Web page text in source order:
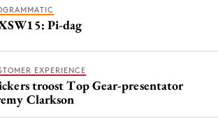
Pi-dag
EXPERIENCE
troost Top Gear-presentator
Clarkson